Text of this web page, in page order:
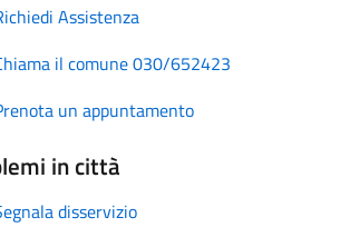
Assistenza
il comune 030/652423
un appuntamento
in città
disservizio